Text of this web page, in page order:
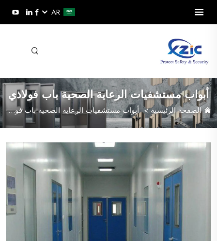
AR
أبواب مستشفيات الرعاية الصحية باب فولاذي
الصفحة الرئيسية>أبواب مستشفيات الرعاية الصحية باب فولاذي